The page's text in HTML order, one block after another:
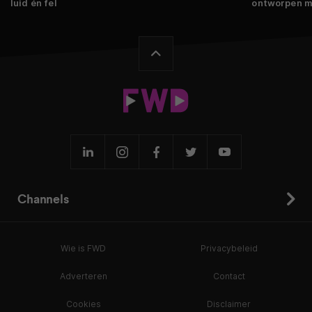
luid én fel
ontworpen
Channels
Wie is FWD Privacybeleid
Adverteren Contact
Cookies Disclaimer